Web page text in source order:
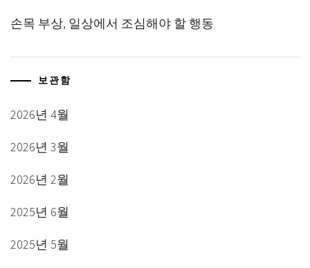
손목 부상, 일상에서 조심해야 할 행동
보관함
2026년 4월
2026년 3월
2026년 2월
2025년 6월
2025년 5월